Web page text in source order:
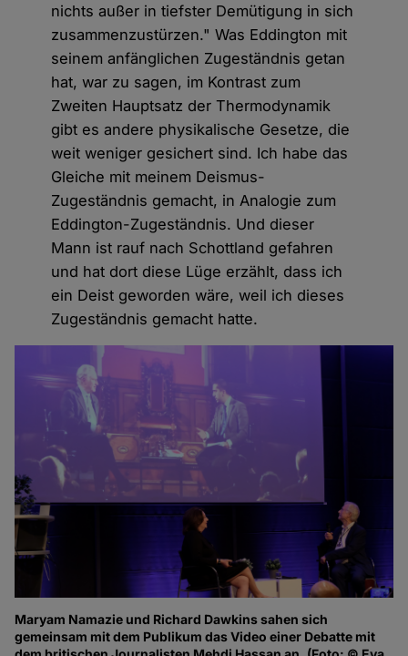
nichts außer in tiefster Demütigung in sich
zusammenzustürzen." Was Eddington mit
seinem anfänglichen Zugeständnis getan
hat, war zu sagen, im Kontrast zum
Zweiten Hauptsatz der Thermodynamik
gibt es andere physikalische Gesetze, die
weit weniger gesichert sind. Ich habe das
Gleiche mit meinem Deismus-
Zugeständnis gemacht, in Analogie zum
Eddington-Zugeständnis. Und dieser
Mann ist rauf nach Schottland gefahren
und hat dort diese Lüge erzählt, dass ich
ein Deist geworden wäre, weil ich dieses
Zugeständnis gemacht hatte.
Maryam Namazie und Richard Dawkins sahen sich
gemeinsam mit dem Publikum das Video einer Debatte mit